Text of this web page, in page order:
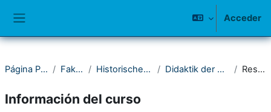
Acceder
Página Principal Fakultät I Historisches Seminar Didaktik der Geschichte Resumen
Información del curso